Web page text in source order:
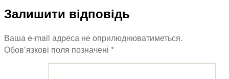
Залишити відповідь
Ваша e-mail адреса не оприлюднюватиметься.
Обов’язкові поля позначені *